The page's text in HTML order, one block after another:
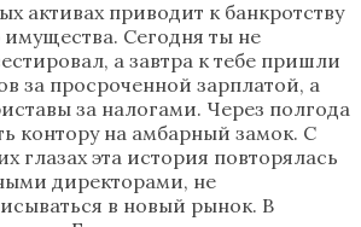
активах приводит к банкротству
Сегодня ты не
а завтра к тебе пришли
за просроченной зарплатой, а
за налогами. Через полгода
контору на амбарный замок. С
глазах эта история повторялась
директорами, не
в новый рынок. В